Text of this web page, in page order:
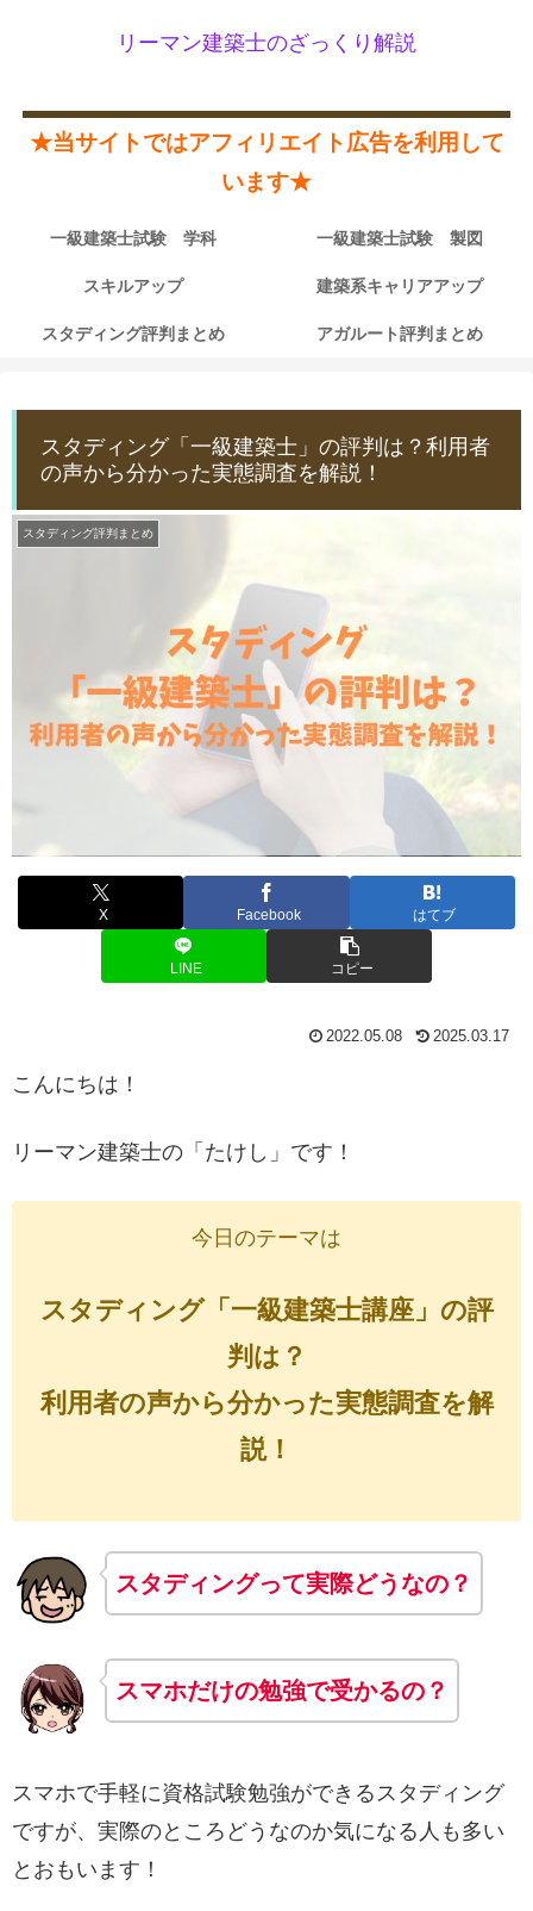
リーマン建築士のざっくり解説
★当サイトではアフィリエイト広告を利用して
います★
一級建築士試験 学科 一級建築士試験 製図
スキルアップ 建築系キャリアアップ
スタディング評判まとめ アガルート評判まとめ
スタディング「一級建築士」の評判は？利用者
の声から分かった実態調査を解説！
スタディング評判まとめ
X Facebook はてブ
LINE コピー
2022.05.08 2025.03.17
こんにちは！
リーマン建築士の「たけし」です！
今日のテーマは
スタディング「一級建築士講座」の評
判は？
利用者の声から分かった実態調査を解
説！
スタディングって実際どうなの？
スマホだけの勉強で受かるの？
スマホで手軽に資格試験勉強ができるスタディング
ですが、実際のところどうなのか気になる人も多い
とおもいます！